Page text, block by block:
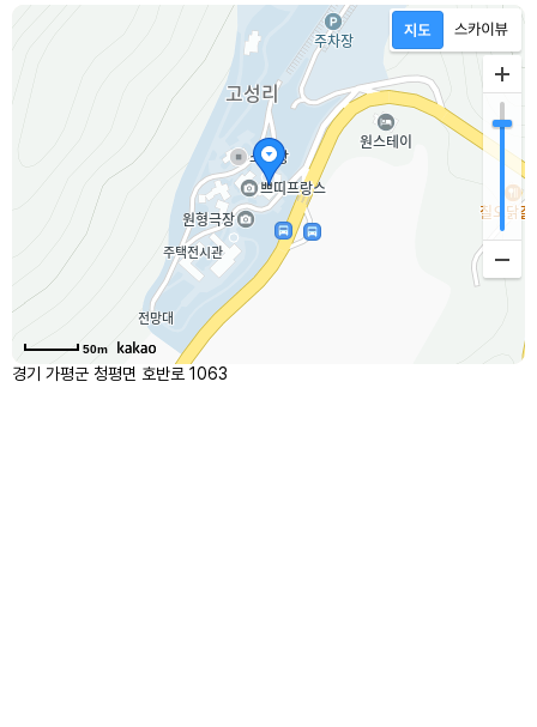
50m
경기 가평군 청평면 호반로 1063